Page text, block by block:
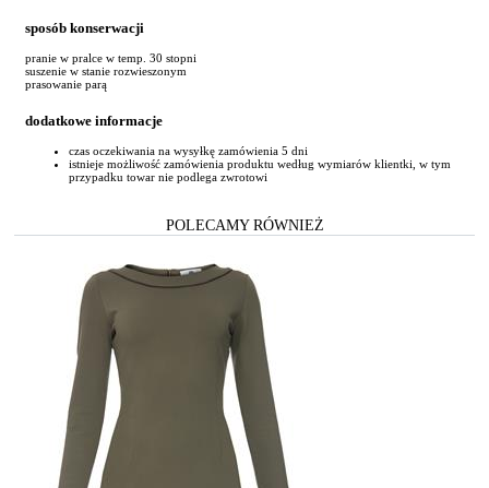
sposób konserwacji
pranie w pralce w temp. 30 stopni
suszenie w stanie rozwieszonym
prasowanie parą
dodatkowe informacje
czas oczekiwania na wysyłkę zamówienia 5 dni
istnieje możliwość zamówienia produktu według wymiarów klientki, w tym
przypadku towar nie podlega zwrotowi
POLECAMY RÓWNIEŻ